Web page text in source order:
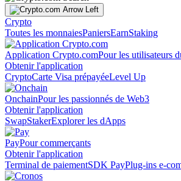
Crypto
Toutes les monnaiesPaniersEarnStaking
Application Crypto.comPour les utilisateurs
Obtenir l'application
CryptoCarte Visa prépayéeLevel Up
OnchainPour les passionnés de Web3
Obtenir l'application
SwapStakerExplorer les dApps
PayPour commerçants
Obtenir l'application
Terminal de paiementSDK PayPlug-ins e-